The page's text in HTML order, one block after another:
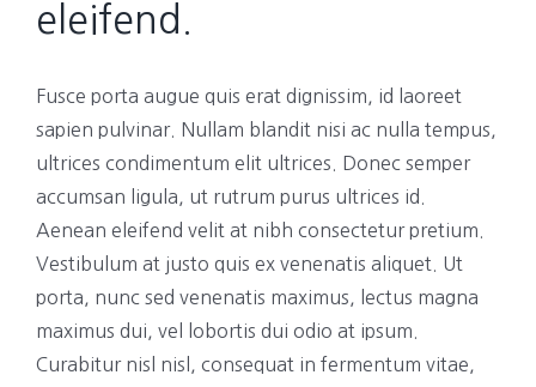
eleifend.
Fusce porta augue quis erat dignissim, id laoreet
sapien pulvinar. Nullam blandit nisi ac nulla tempus,
ultrices condimentum elit ultrices. Donec semper
accumsan ligula, ut rutrum purus ultrices id.
Aenean eleifend velit at nibh consectetur pretium.
Vestibulum at justo quis ex venenatis aliquet. Ut
porta, nunc sed venenatis maximus, lectus magna
maximus dui, vel lobortis dui odio at ipsum.
Curabitur nisl nisl, consequat in fermentum vitae,